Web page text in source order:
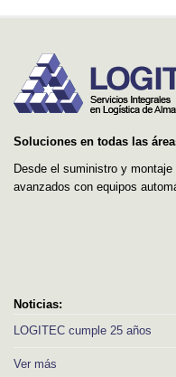
Soluciones en todas las
Desde el suministro y
avanzados con equipos
Noticias:
LOGITEC cumple 25 años
Ver más